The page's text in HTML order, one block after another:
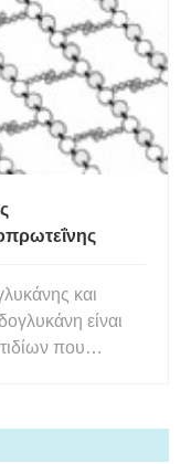
και
είναι
που
. Η
είνα